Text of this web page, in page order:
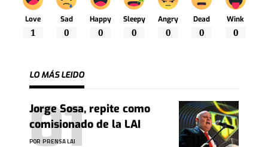
Love
1
Sad
0
Happy
0
Sleepy
0
Angry
0
Dead
0
Wink
0
LO MÁS LEIDO
Jorge Sosa, repite como
comisionado de la LAI
POR PRENSA LAI